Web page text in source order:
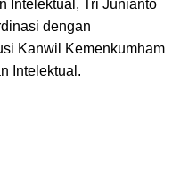
Intelektual, Tri Junianto
dengan
Kanwil Kemenkumham
Intelektual.